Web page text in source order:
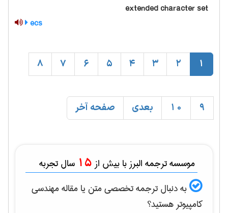
extended character set
ecs
1
2
3
4
5
6
7
8
9
10 بعدی صفحه آخر
موسسه ترجمه البرز با بیش از 15 سال تجربه
به دنبال ترجمه تخصصی متن یا مقالهمهندسی
كامپيوترهستید؟